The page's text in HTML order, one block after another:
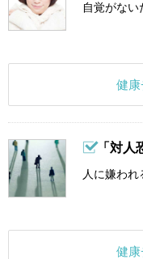
自覚がない
健康
「対人
人に嫌わ
健康